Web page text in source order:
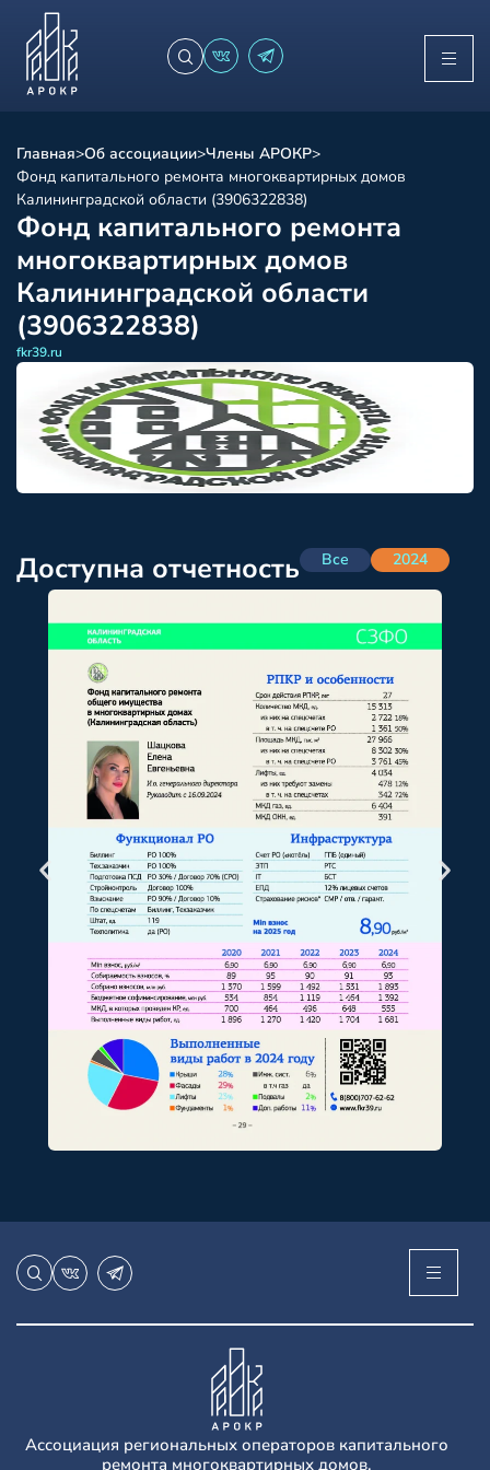
Главная>Об ассоциации>Члены АРОКР>
Фонд капитального ремонта многоквартирных домов
Калининградской области (3906322838)
Фонд капитального ремонта
многоквартирных домов
Калининградской области
(3906322838)
fkr39.ru
Доступна отчетность Все 2024
Ассоциация региональных операторов капитального
ремонта многоквартирных домов.